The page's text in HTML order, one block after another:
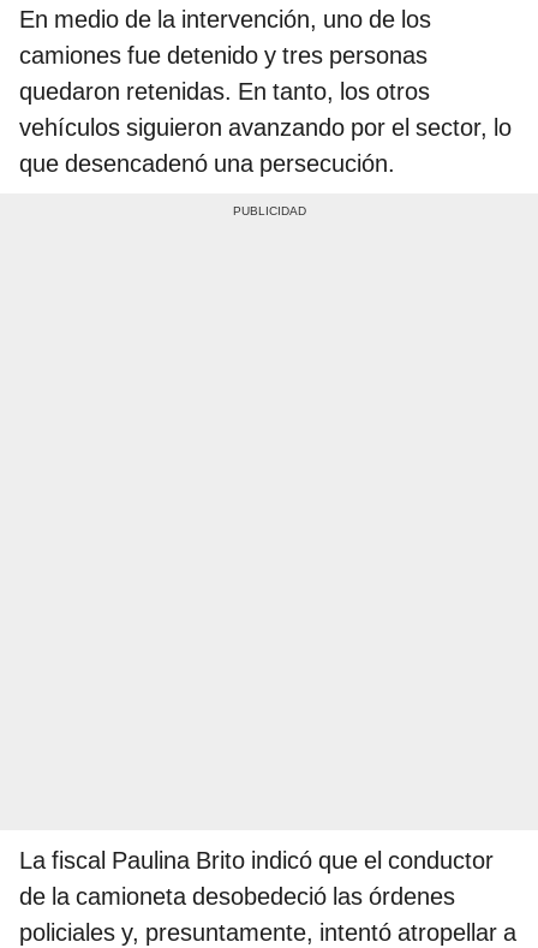
En medio de la intervención, uno de los
camiones fue detenido y tres personas
quedaron retenidas. En tanto, los otros
vehículos siguieron avanzando por el sector, lo
que desencadenó una persecución.
La fiscal Paulina Brito indicó que el conductor
de la camioneta desobedeció las órdenes
policiales y, presuntamente, intentó atropellar a